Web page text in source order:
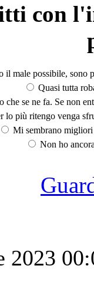
con
il male possibile, sono
Quasi tutta
se ne fa. Se non
lo più ritengo venga
Mi sembrano
Non ho
2023